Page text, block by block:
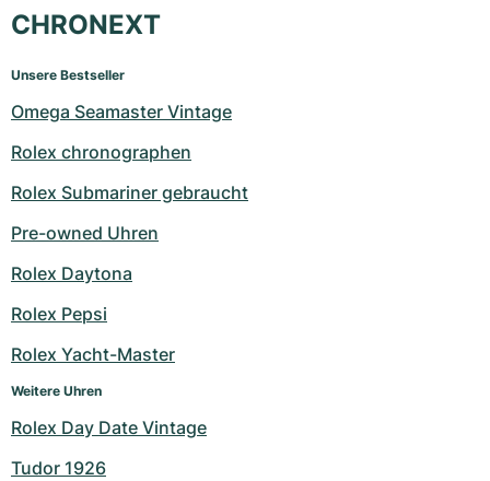
CHRONEXT
Unsere Bestseller
Omega Seamaster Vintage
Rolex chronographen
Rolex Submariner gebraucht
Pre-owned Uhren
Rolex Daytona
Rolex Pepsi
Rolex Yacht-Master
Weitere Uhren
Rolex Day Date Vintage
Tudor 1926